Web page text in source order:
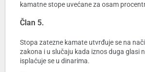
kamatne stope uvećane za osam
Član 5.
Stopa zatezne kamate utvrđuje se na
zakona i u slučaju kada iznos duga glasi
isplaćuje se u dinarima.